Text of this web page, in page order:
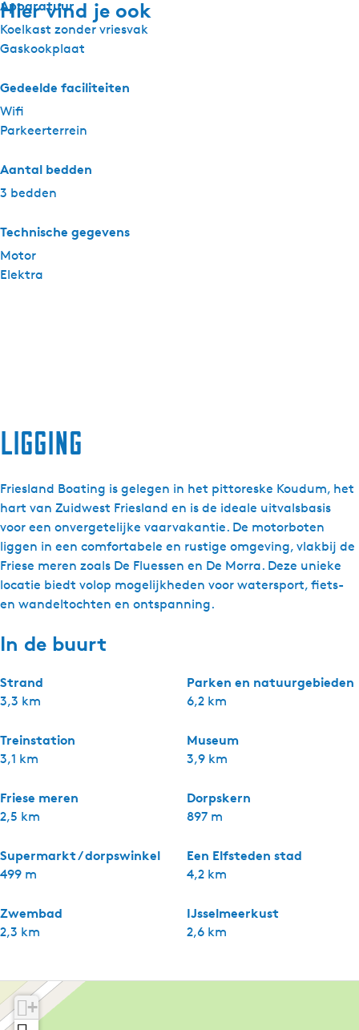
Apparatuur
Koelkast zonder vriesvak
Gaskookplaat
Gedeelde faciliteiten
Wifi
Parkeerterrein
Aantal bedden
3 bedden
Technische gegevens
Motor
Elektra
Hier vind je ook
Ligging
Friesland Boating is gelegen in het pittoreske Koudum, het
hart van Zuidwest Friesland en is de ideale uitvalsbasis
voor een onvergetelijke vaarvakantie. De motorboten
liggen in een comfortabele en rustige omgeving, vlakbij de
Friese meren zoals De Fluessen en De Morra. Deze unieke
locatie biedt volop mogelijkheden voor watersport, fiets-
en wandeltochten en ontspanning.
In de buurt
Strand
3,3 km
Parken en natuurgebieden
6,2 km
Treinstation
3,1 km
Museum
3,9 km
Friese meren
2,5 km
Dorpskern
897 m
Supermarkt / dorpswinkel
499 m
Een Elfsteden stad
4,2 km
Zwembad
2,3 km
IJsselmeerkust
2,6 km
+